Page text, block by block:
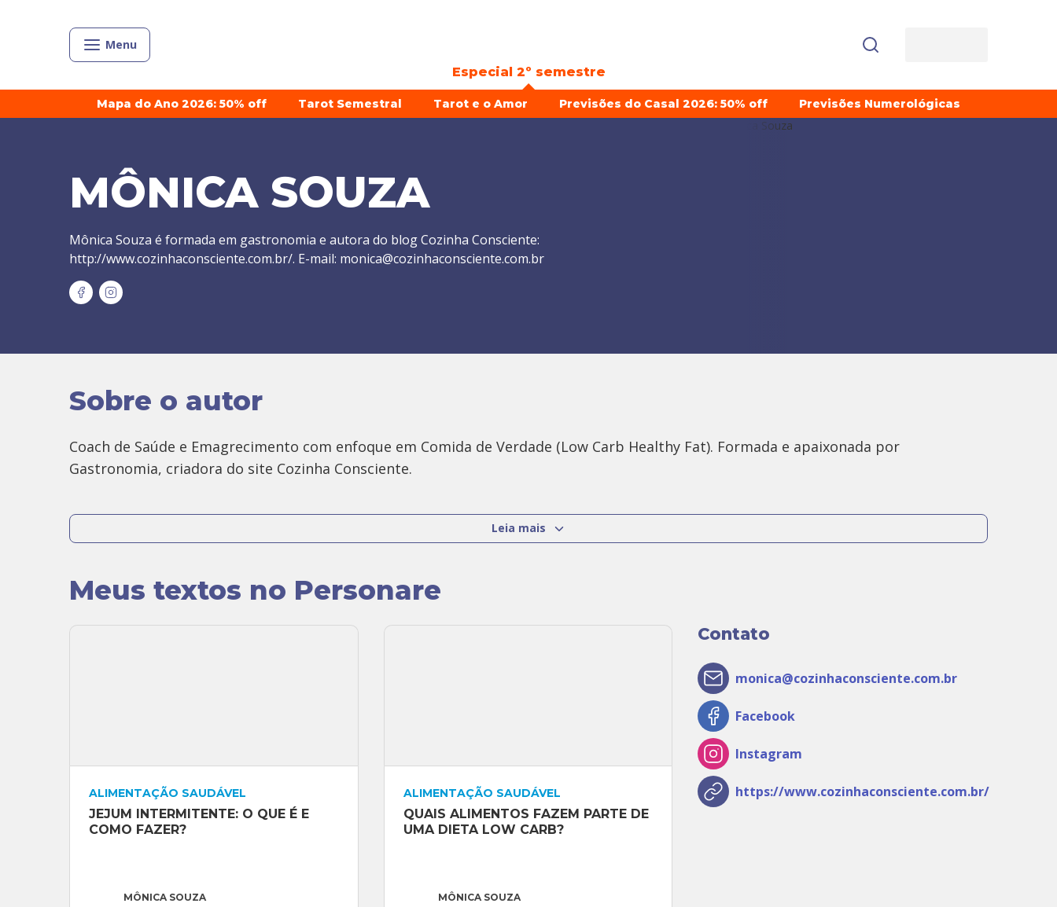
Menu
Especial 2º semestre
Mapa do Ano 2026: 50% off Tarot Semestral Tarot e o Amor Previsões do Casal 2026: 50% off Previsões Numerológicas
MÔNICA SOUZA
Mônica Souza é formada em gastronomia e autora do blog Cozinha Consciente:
http://www.cozinhaconsciente.com.br/. E-mail: monica@cozinhaconsciente.com.br
Sobre o autor
Coach de Saúde e Emagrecimento com enfoque em Comida de Verdade (Low Carb Healthy Fat). Formada e apaixonada por
Gastronomia, criadora do site Cozinha Consciente.
Em 2009, deixou a Fonoaudiologia para se dedicar à Gastronomia – uma antiga paixão. Desde então, tem estudado e pesquisado sobre
alimentação e seus efeitos em nossa saúde.
O Cozinha Consciente nasceu da vontade de espalhar aos quatro ventos o quanto alimentar-se bem pode ser transformador.
Monica passou metade da vida tentando emagrecer pelas vias erradas e decidiu usar sua experiência para ajudar outras pessoas a
Leia mais
Meus textos no Personare
ALIMENTAÇÃO SAUDÁVEL
JEJUM INTERMITENTE: O QUE É E
COMO FAZER?
MÔNICA SOUZA
ALIMENTAÇÃO SAUDÁVEL
QUAIS ALIMENTOS FAZEM PARTE DE
UMA DIETA LOW CARB?
MÔNICA SOUZA
Contato
monica@cozinhaconsciente.com.br
Facebook
Instagram
https://www.cozinhaconsciente.com.br/